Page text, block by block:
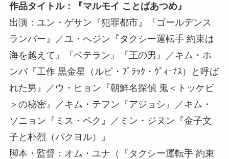
作品タイトル：『マルモイ ことばあつめ』
出演：ユン・ゲサン『犯罪都市』『ゴールデンス
ランバー』／ユ・へジン『タクシー運転手 約束は
海を越えて』『ベテラン』『王の男』／キム・ホ
ンパ『工作 黒金星（ルビ・ﾌﾞﾗｯｸ・ｳﾞｨｰﾅｽ）と呼ば
れた男』／ウ・ヒョン『朝鮮名探偵 鬼＜トッケビ
＞の秘密』／キム・テフン『アジョシ』／キム・
ソニョン『ミス・ペク』／ミン・ジヌン『金子文
子と朴烈（パクヨル）』
脚本・監督：オム・ユナ（『タクシー運転手 約束